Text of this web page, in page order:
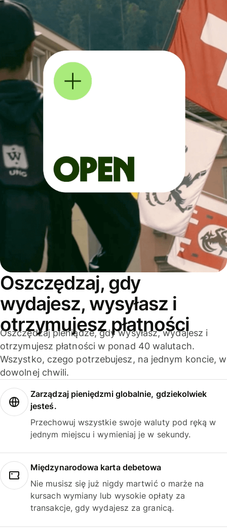
Oszczędzaj, gdy
wydajesz, wysyłasz i
otrzymujesz płatności
Oszczędzaj pieniądze, gdy wysyłasz, wydajesz i
otrzymujesz płatności w ponad 40 walutach.
Wszystko, czego potrzebujesz, na jednym koncie, w
dowolnej chwili.
Zarządzaj pieniędzmi globalnie, gdziekolwiek
jesteś.
Przechowuj wszystkie swoje waluty pod ręką w
jednym miejscu i wymieniaj je w sekundy.
Międzynarodowa karta debetowa
Nie musisz się już nigdy martwić o marże na
kursach wymiany lub wysokie opłaty za
transakcje, gdy wydajesz za granicą.